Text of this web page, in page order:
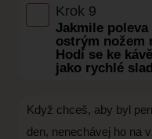
Krok 9
Jakmile
ostrým nožem
Hodí se ke
jako rychlé
Když chceš, aby byl
den, nenechávej ho na